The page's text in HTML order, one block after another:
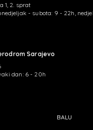
1, 2. sprat
- subota: 9 - 22h,
Sarajevo
dan: 6 - 20h
BALU